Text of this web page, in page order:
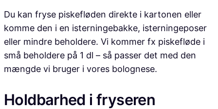
Du kan fryse piskefløden direkte i kartonen eller
komme den i en isterningebakke, isterningeposer
eller mindre beholdere. Vi kommer fx piskefløde i
små beholdere på 1 dl – så passer det med den
mængde vi bruger i vores bolognese.
Holdbarhed i fryseren